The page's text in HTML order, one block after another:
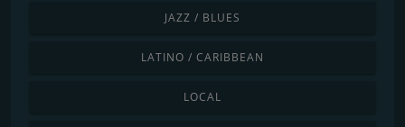
JAZZ / BLUES
LATINO / CARIBBEAN
LOCAL